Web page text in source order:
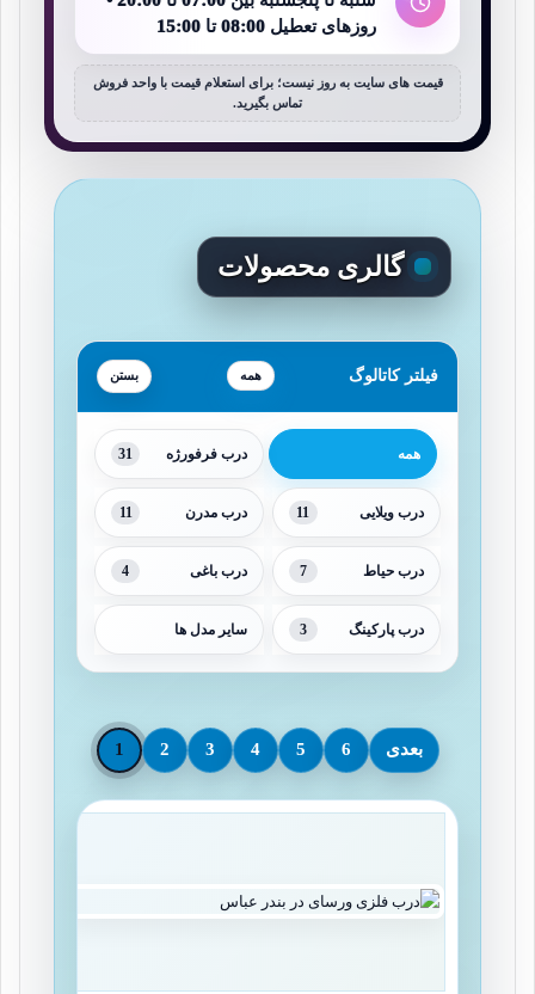
روزهای تعطیل 08:00 تا 15:00
قیمت های سایت به روز نیست؛ برای استعلام قیمت با واحد فروش
تماس بگیرید.
گالری محصولات
فیلتر کاتالوگ همه
همه درب فرفورژه 31
درب ویلایی 11 درب مدرن 11
درب حیاط 7 درب باغی 4
درب پارکینگ 3 سایر مدل ها
1 2 3 4 5 6 بعدی